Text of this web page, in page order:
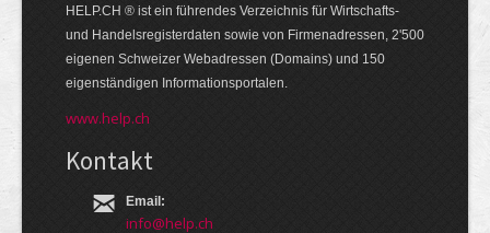
HELP.CH ® ist ein führendes Ver­zeich­nis für Wirt­schafts-
und Handels­register­daten so­wie von Firmen­adressen, 2'500
eige­nen Schweizer Web­adressen (Domains) und 150
eigen­ständigen Infor­mations­por­talen.
www.help.ch
Kontakt
Email:
info@help.ch